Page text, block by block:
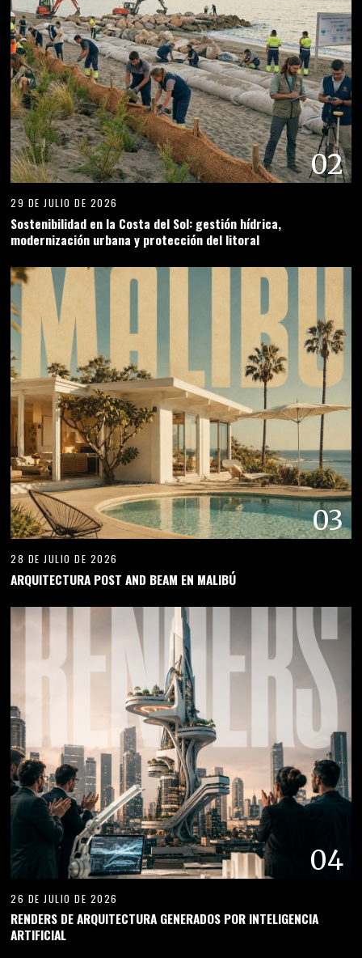
02
29 DE JULIO DE 2026
Sostenibilidad en la Costa del Sol: gestión hídrica,
modernización urbana y protección del litoral
03
28 DE JULIO DE 2026
ARQUITECTURA POST AND BEAM EN MALIBÚ
04
26 DE JULIO DE 2026
RENDERS DE ARQUITECTURA GENERADOS POR INTELIGENCIA
ARTIFICIAL